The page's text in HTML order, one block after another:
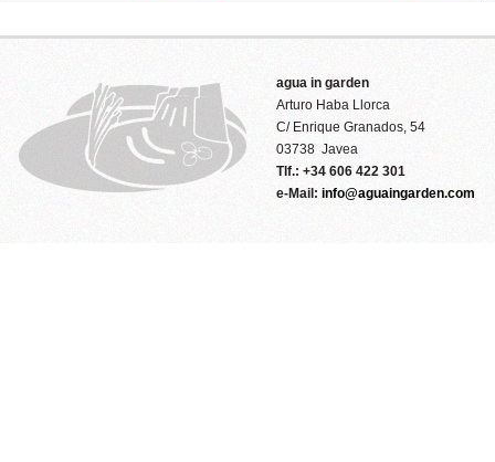
agua in garden
Arturo Haba Llorca
C/ Enrique Granados, 54
03738 Javea
Tlf.: +34 606 422 301
e-Mail: info@aguaingarden.com